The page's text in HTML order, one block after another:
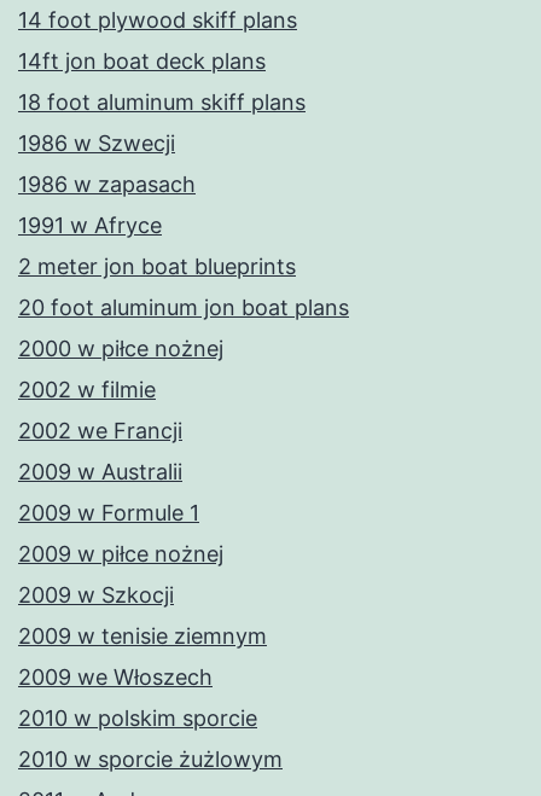
14 foot plywood skiff plans
14ft jon boat deck plans
18 foot aluminum skiff plans
1986 w Szwecji
1986 w zapasach
1991 w Afryce
2 meter jon boat blueprints
20 foot aluminum jon boat plans
2000 w piłce nożnej
2002 w filmie
2002 we Francji
2009 w Australii
2009 w Formule 1
2009 w piłce nożnej
2009 w Szkocji
2009 w tenisie ziemnym
2009 we Włoszech
2010 w polskim sporcie
2010 w sporcie żużlowym